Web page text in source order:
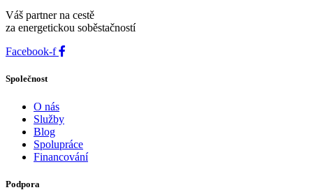
Váš partner na cestě
za energetickou soběstačností
Facebook-f
Společnost
O nás
Služby
Blog
Spolupráce
Financování
Podpora